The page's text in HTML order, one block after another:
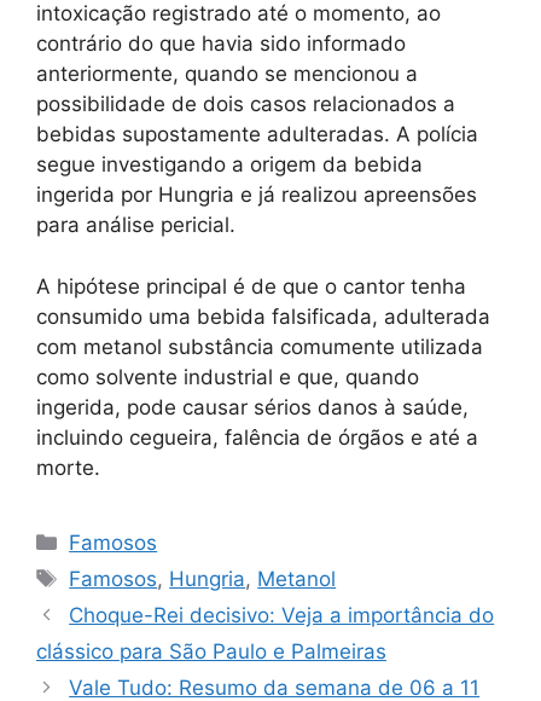
intoxicação registrado até o momento, ao
contrário do que havia sido informado
anteriormente, quando se mencionou a
possibilidade de dois casos relacionados a
bebidas supostamente adulteradas. A polícia
segue investigando a origem da bebida
ingerida por Hungria e já realizou apreensões
para análise pericial.
A hipótese principal é de que o cantor tenha
consumido uma bebida falsificada, adulterada
com metanol substância comumente utilizada
como solvente industrial e que, quando
ingerida, pode causar sérios danos à saúde,
incluindo cegueira, falência de órgãos e até a
morte.
Categorias
Famosos
Tags
Famosos, Hungria, Metanol
Choque-Rei decisivo: Veja a importância do
clássico para São Paulo e Palmeiras
Vale Tudo: Resumo da semana de 06 a 11